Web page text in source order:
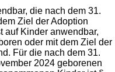
die nach dem 31.
Ziel der Adoption
auf Kinder anwendbar,
oder mit dem Ziel der
Für die nach dem 31.
2024 geborenen